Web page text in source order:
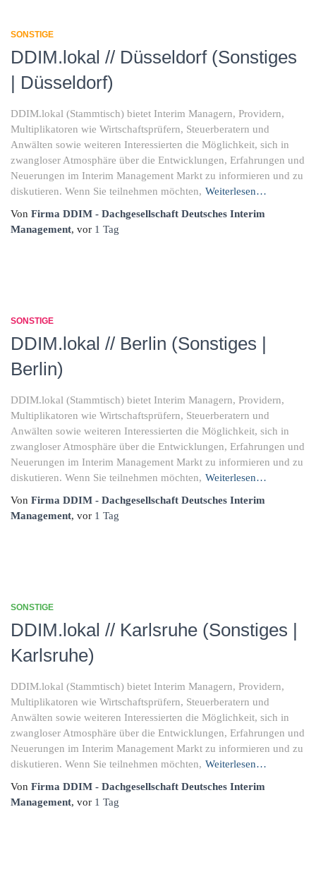
SONSTIGE
DDIM.lokal // Düsseldorf (Sonstiges
| Düsseldorf)
DDIM.lokal (Stammtisch) bietet Interim Managern, Providern,
Multiplikatoren wie Wirtschaftsprüfern, Steuerberatern und
Anwälten sowie weiteren Interessierten die Möglichkeit, sich in
zwangloser Atmosphäre über die Entwicklungen, Erfahrungen und
Neuerungen im Interim Management Markt zu informieren und zu
diskutieren. Wenn Sie teilnehmen möchten, Weiterlesen…
Von Firma DDIM - Dachgesellschaft Deutsches Interim
Management, vor 1 Tag
SONSTIGE
DDIM.lokal // Berlin (Sonstiges |
Berlin)
DDIM.lokal (Stammtisch) bietet Interim Managern, Providern,
Multiplikatoren wie Wirtschaftsprüfern, Steuerberatern und
Anwälten sowie weiteren Interessierten die Möglichkeit, sich in
zwangloser Atmosphäre über die Entwicklungen, Erfahrungen und
Neuerungen im Interim Management Markt zu informieren und zu
diskutieren. Wenn Sie teilnehmen möchten, Weiterlesen…
Von Firma DDIM - Dachgesellschaft Deutsches Interim
Management, vor 1 Tag
SONSTIGE
DDIM.lokal // Karlsruhe (Sonstiges |
Karlsruhe)
DDIM.lokal (Stammtisch) bietet Interim Managern, Providern,
Multiplikatoren wie Wirtschaftsprüfern, Steuerberatern und
Anwälten sowie weiteren Interessierten die Möglichkeit, sich in
zwangloser Atmosphäre über die Entwicklungen, Erfahrungen und
Neuerungen im Interim Management Markt zu informieren und zu
diskutieren. Wenn Sie teilnehmen möchten, Weiterlesen…
Von Firma DDIM - Dachgesellschaft Deutsches Interim
Management, vor 1 Tag